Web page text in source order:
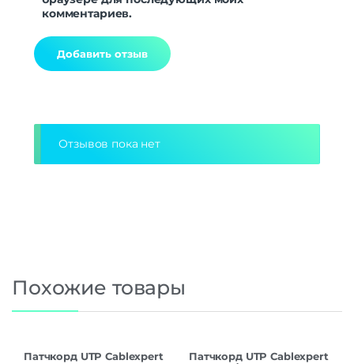
комментариев.
Отзывов пока нет
Похожие товары
Патчкорд UTP Cablexpert
Патчкорд UTP Cablexpert